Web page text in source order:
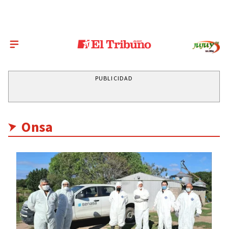
PUBLICIDAD
Onsa